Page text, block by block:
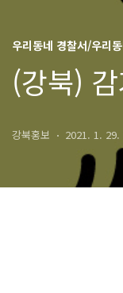
우리동네 경찰서/우리
(강북)
강북홍보 2021. 1. 29.